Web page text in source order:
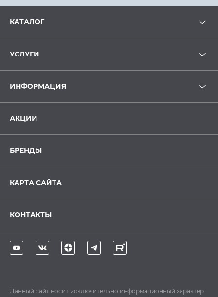
КАТАЛОГ
УСЛУГИ
ИНФОРМАЦИЯ
АКЦИИ
БРЕНДЫ
КАРТА САЙТА
КОНТАКТЫ
Данный сайт носит исключительно информационный характер